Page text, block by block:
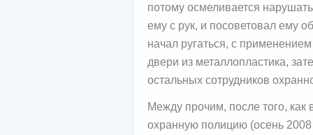
потому осмеливается
ему с рук, и посоветовал ему
начал ругаться, с
двери из металлопластика,
остальных сотрудников
Между прочим, после того, как
охранную полицию (осень